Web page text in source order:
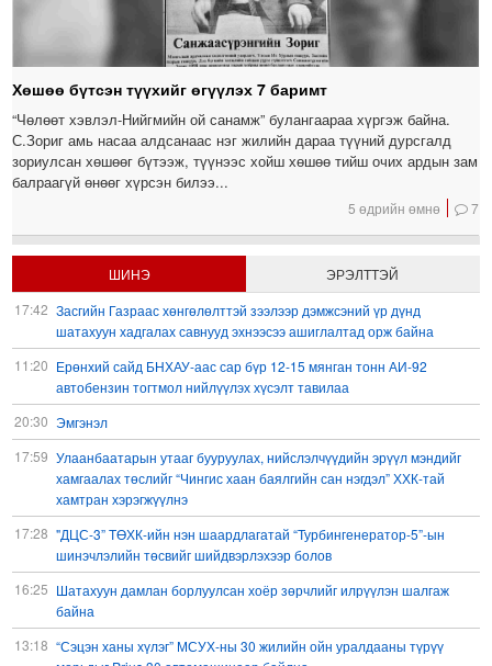
Хөшөө бүтсэн түүхийг өгүүлэх 7 баримт
“Чөлөөт хэвлэл-Нийгмийн ой санамж” булангаараа хүргэж байна.
С.Зориг амь насаа алдсанаас нэг жилийн дараа түүний дурсгалд
зориулсан хөшөөг бүтээж, түүнээс хойш хөшөө тийш очих ардын зам
балраагүй өнөөг хүрсэн билээ...
5 өдрийн өмнө 7
ШИНЭ
ЭРЭЛТТЭЙ
17:42 Засгийн Газраас хөнгөлөлттэй зээлээр дэмжсэний үр дүнд
шатахуун хадгалах савнууд эхнээсээ ашиглалтад орж байна
11:20 Ерөнхий сайд БНХАУ-аас сар бүр 12-15 мянган тонн АИ-92
автобензин тогтмол нийлүүлэх хүсэлт тавилаа
20:30 Эмгэнэл
17:59 Улаанбаатарын утааг бууруулах, нийслэлчүүдийн эрүүл мэндийг
хамгаалах төслийг “Чингис хаан баялгийн сан нэгдэл” ХХК-тай
хамтран хэрэгжүүлнэ
17:28 "ДЦС-3” ТӨХК-ийн нэн шаардлагатай “Турбингенератор-5”-ын
шинэчлэлийн төсвийг шийдвэрлэхээр болов
16:25 Шатахуун дамлан борлуулсан хоёр зөрчлийг илрүүлэн шалгаж
байна
13:18 “Сэцэн ханы хүлэг” МСУХ-ны 30 жилийн ойн уралдааны түрүү